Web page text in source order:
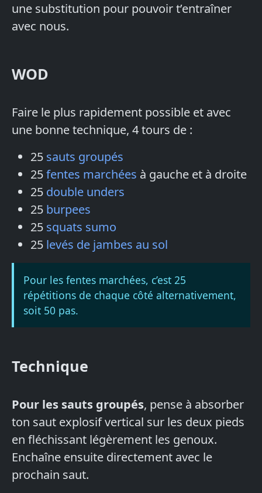
une substitution pour pouvoir t’entraîner
avec nous.
WOD
Faire le plus rapidement possible et avec
une bonne technique, 4 tours de :
25 sauts groupés
25fentes marchées à gauche et à droite
25 double unders
25 burpees
25 squats sumo
25 levés de jambes au sol
Pour les fentes marchées, c’est 25
répétitions de chaque côté alternativement,
soit 50 pas.
Technique
Pour les sauts groupés, pense à absorber
ton saut explosif vertical sur les deux pieds
en fléchissant légèrement les genoux.
Enchaîne ensuite directement avec le
prochain saut.